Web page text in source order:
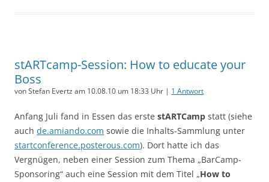
stARTcamp-Session: How to educate your
Boss
von Stefan Evertz am 10.08.10 um 18:33 Uhr | 1 Antwort
Anfang Juli fand in Essen das erste stARTCamp statt (siehe
auch de.amiando.com sowie die Inhalts-Sammlung unter
startconference.posterous.com). Dort hatte ich das
Vergnügen, neben einer Session zum Thema „BarCamp-
Sponsoring“ auch eine Session mit dem Titel „How to